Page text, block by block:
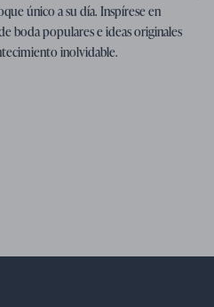
único a su día. Inspírese en
boda populares e ideas originales
inolvidable.